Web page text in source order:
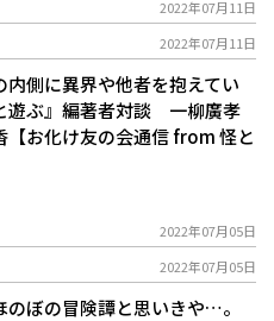
2022年07月11日
2022年07月11日
内側に異界や他者を抱えてい
と遊ぶ』編著者対談 一柳廣孝
お化け友の会通信 from 怪と
2022年07月05日
2022年07月05日
のぼの冒険譚と思いきや…。